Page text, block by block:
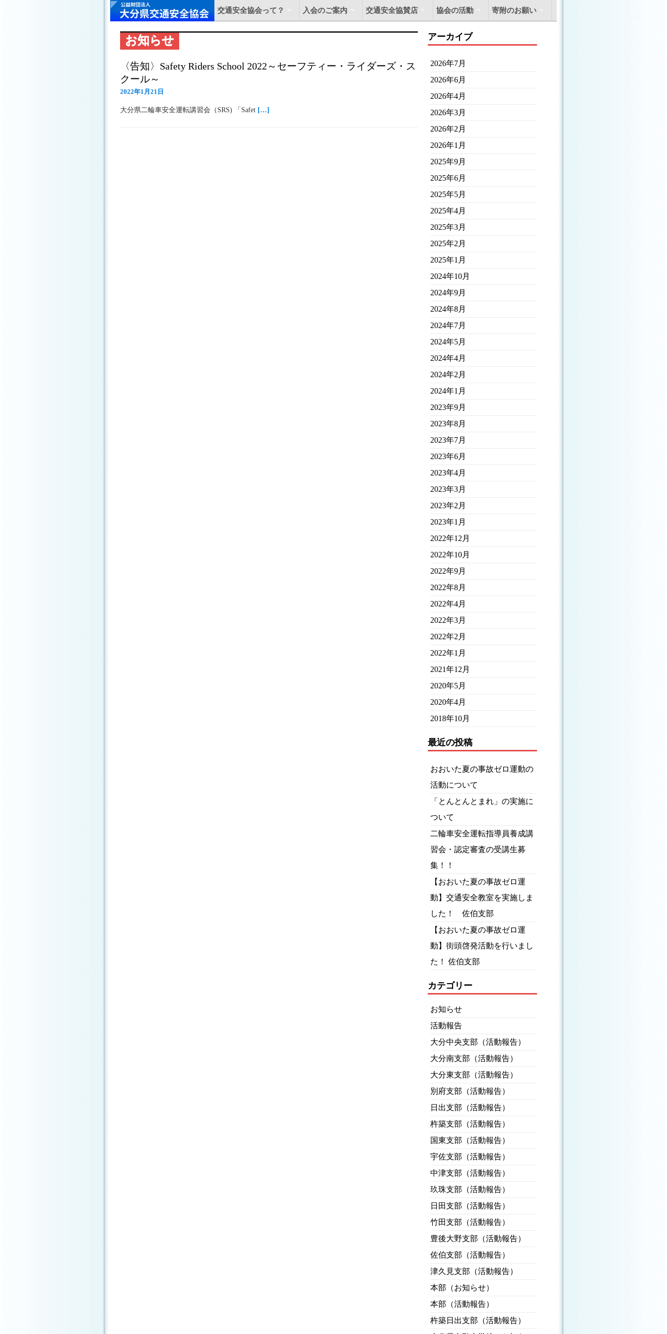
交通安全協会って？ 入会のご案内 交通安全協賛店 協会の活動 寄附のお願い
お知らせ
〈告知〉Safety Riders School 2022～セーフティー・ライダーズ・ス
クール～
2022年1月21日
大分県二輪車安全運転講習会（SRS) 「Safet […]
アーカイブ
2026年7月
2026年6月
2026年4月
2026年3月
2026年2月
2026年1月
2025年9月
2025年6月
2025年5月
2025年4月
2025年3月
2025年2月
2025年1月
2024年10月
2024年9月
2024年8月
2024年7月
2024年5月
2024年4月
2024年2月
2024年1月
2023年9月
2023年8月
2023年7月
2023年6月
2023年4月
2023年3月
2023年2月
2023年1月
2022年12月
2022年10月
2022年9月
2022年8月
2022年4月
2022年3月
2022年2月
2022年1月
2021年12月
2020年5月
2020年4月
2018年10月
最近の投稿
おおいた夏の事故ゼロ運動の
活動について
「とんとんとまれ」の実施に
ついて
二輪車安全運転指導員養成講
習会・認定審査の受講生募
集！！
【おおいた夏の事故ゼロ運
動】交通安全教室を実施しま
した！ 佐伯支部
【おおいた夏の事故ゼロ運
動】街頭啓発活動を行いまし
た！ 佐伯支部
カテゴリー
お知らせ
活動報告
大分中央支部（活動報告）
大分南支部（活動報告）
大分東支部（活動報告）
別府支部（活動報告）
日出支部（活動報告）
杵築支部（活動報告）
国東支部（活動報告）
宇佐支部（活動報告）
中津支部（活動報告）
玖珠支部（活動報告）
日田支部（活動報告）
竹田支部（活動報告）
豊後大野支部（活動報告）
佐伯支部（活動報告）
津久見支部（活動報告）
本部（お知らせ）
本部（活動報告）
杵築日出支部（活動報告）